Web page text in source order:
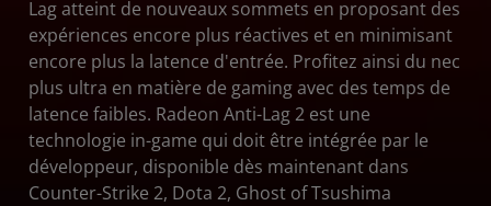
Lag atteint de nouveaux sommets en proposant des
expériences encore plus réactives et en minimisant
encore plus la latence d'entrée. Profitez ainsi du nec
plus ultra en matière de gaming avec des temps de
latence faibles. Radeon Anti-Lag 2 est une
technologie in-game qui doit être intégrée par le
développeur, disponible dès maintenant dans
Counter-Strike 2, Dota 2, Ghost of Tsushima